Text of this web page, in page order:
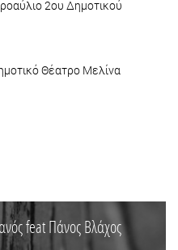
2ου Δημοτικού
Θέατρο Μελίνα
feat Πάνος Βλάχος